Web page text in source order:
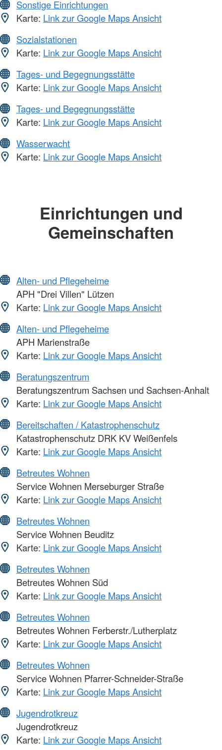
Sonstige Einrichtungen
Karte: Link zur Google Maps Ansicht
Sozialstationen
Karte: Link zur Google Maps Ansicht
Tages- und Begegnungsstätte
Karte: Link zur Google Maps Ansicht
Tages- und Begegnungsstätte
Karte: Link zur Google Maps Ansicht
Wasserwacht
Karte: Link zur Google Maps Ansicht
Einrichtungen und
Gemeinschaften
Alten- und Pflegeheime
APH "Drei Villen" Lützen
Karte: Link zur Google Maps Ansicht
Alten- und Pflegeheime
APH Marienstraße
Karte: Link zur Google Maps Ansicht
Beratungszentrum
Beratungszentrum Sachsen und Sachsen-Anhalt
Karte: Link zur Google Maps Ansicht
Bereitschaften / Katastrophenschutz
Katastrophenschutz DRK KV Weißenfels
Karte: Link zur Google Maps Ansicht
Betreutes Wohnen
Service Wohnen Merseburger Straße
Karte: Link zur Google Maps Ansicht
Betreutes Wohnen
Service Wohnen Beuditz
Karte: Link zur Google Maps Ansicht
Betreutes Wohnen
Betreutes Wohnen Süd
Karte: Link zur Google Maps Ansicht
Betreutes Wohnen
Betreutes Wohnen Ferberstr./Lutherplatz
Karte: Link zur Google Maps Ansicht
Betreutes Wohnen
Service Wohnen Pfarrer-Schneider-Straße
Karte: Link zur Google Maps Ansicht
Jugendrotkreuz
Jugendrotkreuz
Karte: Link zur Google Maps Ansicht